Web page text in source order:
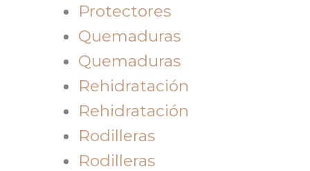
Protectores
Quemaduras
Quemaduras
Rehidratación
Rehidratación
Rodilleras
Rodilleras